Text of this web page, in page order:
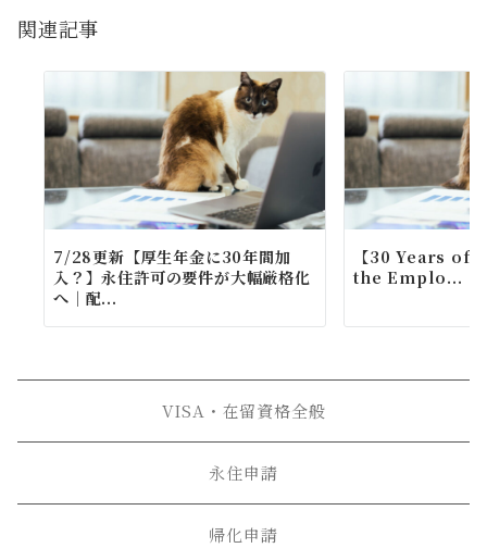
ン
関連記事
7/28更新【厚生年金に30年間加
入？】永住許可の要件が大幅厳格化
へ｜配...
【30 Years
the Emplo...
VISA・在留資格全般
永住申請
帰化申請